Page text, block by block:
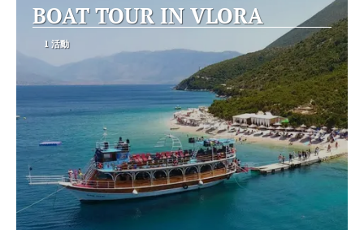
BOAT TOUR IN VLORA
1 活動